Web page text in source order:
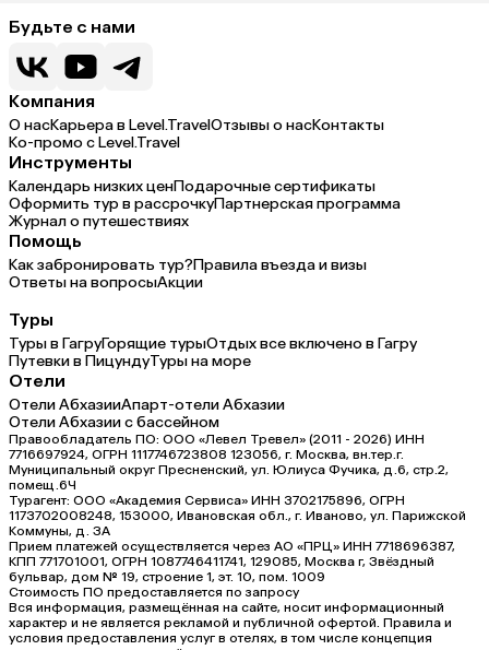
Будьте с нами
Компания
О насКарьера в Level.TravelОтзывы о насКонтакты
Ко-промо с Level.Travel
Инструменты
Календарь низких ценПодарочные сертификаты
Оформить тур в рассрочкуПартнерская программа
Журнал о путешествиях
Помощь
Как забронировать тур?Правила въезда и визы
Ответы на вопросыАкции
Туры
Туры в ГагруГорящие турыОтдых все включено в Гагру
Путевки в ПицундуТуры на море
Отели
Отели АбхазииАпарт-отели Абхазии
Отели Абхазии с бассейном
Правообладатель ПО: ООО «Левел Тревел» (2011 - 2026) ИНН
7716697924, ОГРН 1117746723808 123056, г. Москва, вн.тер.г.
Муниципальный округ Пресненский, ул. Юлиуса Фучика, д.6, стр.2,
помещ.6Ч
Турагент: ООО «Академия Сервиса» ИНН 3702175896, ОГРН
1173702008248, 153000, Ивановская обл., г. Иваново, ул. Парижской
Коммуны, д. ЗА
Прием платежей осуществляется через АО «ПРЦ» ИНН 7718696387,
КПП 771701001, ОГРН 1087746411741, 129085, Москва г, Звёздный
бульвар, дом № 19, строение 1, эт. 10, пом. 1009
Стоимость ПО предоставляется по запросу
Вся информация, размещённая на сайте, носит информационный
характер и не является рекламой и публичной офертой. Правила и
условия предоставления услуг в отелях, в том числе концепция